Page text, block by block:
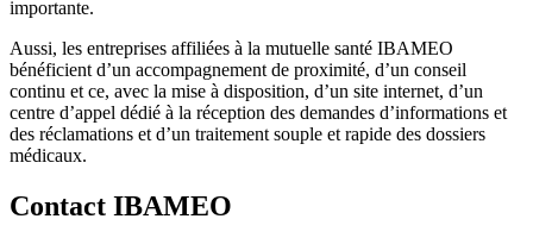
importante.
Aussi, les entreprises affiliées à la mutuelle santé IBAMEO
bénéficient d’un accompagnement de proximité, d’un conseil
continu et ce, avec la mise à disposition, d’un site internet, d’un
centre d’appel dédié à la réception des demandes d’informations et
des réclamations et d’un traitement souple et rapide des dossiers
médicaux.
Contact IBAMEO